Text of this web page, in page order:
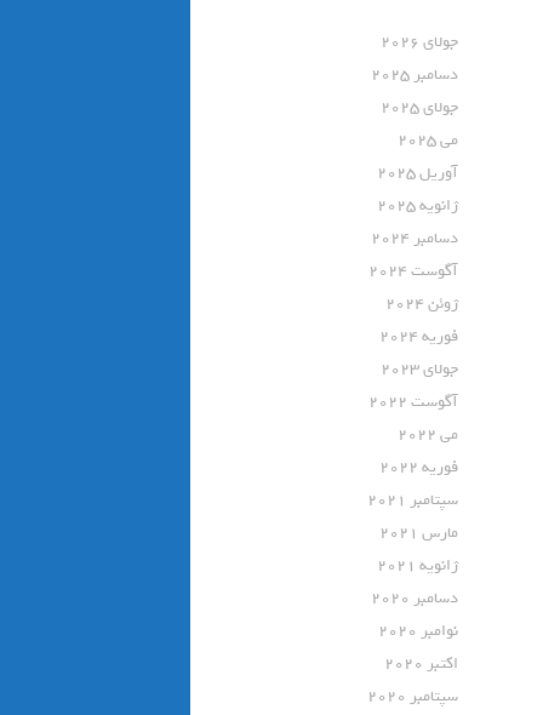
جولای 2026
دسامبر 2025
جولای 2025
می 2025
آوریل 2025
ژانویه 2025
دسامبر 2024
آگوست 2024
ژوئن 2024
فوریه 2024
جولای 2023
آگوست 2022
می 2022
فوریه 2022
سپتامبر 2021
مارس 2021
ژانویه 2021
دسامبر 2020
نوامبر 2020
اکتبر 2020
سپتامبر 2020